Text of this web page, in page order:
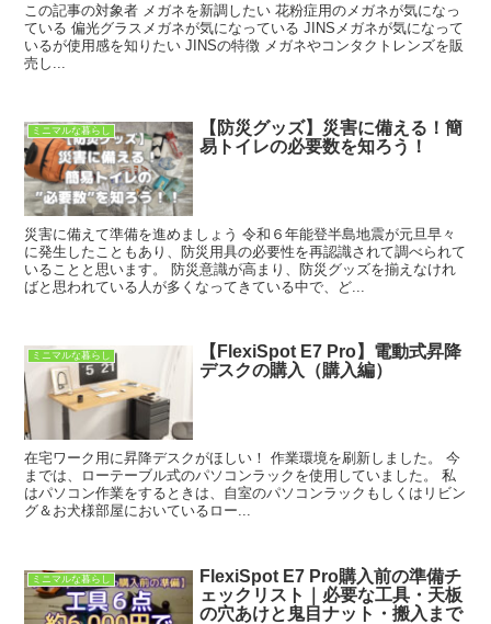
この記事の対象者 メガネを新調したい 花粉症用のメガネが気になっ
ている 偏光グラスメガネが気になっている JINSメガネが気になって
いるが使用感を知りたい JINSの特徴 メガネやコンタクトレンズを販
売し...
ミニマルな暮らし
【防災グッズ】災害に備える！簡
易トイレの必要数を知ろう！
災害に備えて準備を進めましょう 令和６年能登半島地震が元旦早々
に発生したこともあり、防災用具の必要性を再認識されて調べられて
いることと思います。 防災意識が高まり、防災グッズを揃えなけれ
ばと思われている人が多くなってきている中で、ど...
ミニマルな暮らし
【FlexiSpot E7 Pro】電動式昇降
デスクの購入（購入編）
在宅ワーク用に昇降デスクがほしい！ 作業環境を刷新しました。 今
までは、ローテーブル式のパソコンラックを使用していました。 私
はパソコン作業をするときは、自室のパソコンラックもしくはリビン
グ＆お犬様部屋においているロー...
ミニマルな暮らし
FlexiSpot E7 Pro購入前の準備チ
ェックリスト｜必要な工具・天板
の穴あけと鬼目ナット・搬入まで